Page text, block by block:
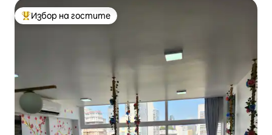
Най-популярен избор на гостите
Избор на гостите